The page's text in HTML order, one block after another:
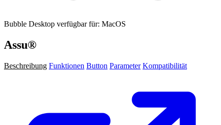
Bubble Desktop verfügbar für: MacOS
Assu®
Beschreibung Funktionen Button Parameter Kompatibilität